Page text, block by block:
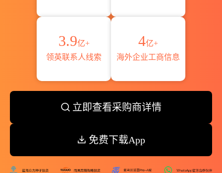
3.9亿+
领英联系人线索
4亿+
海外企业工商信息
立即查看采购商详情
免费下载App